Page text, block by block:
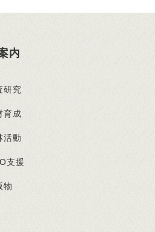
内
研究
育成
活動
支援
物